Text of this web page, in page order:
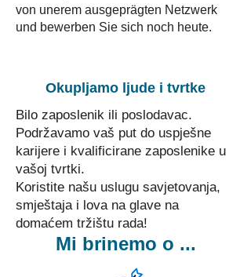
von unerem ausgeprägten Netzwerk
und bewerben Sie sich noch heute.
Okupljamo ljude i tvrtke
Bilo zaposlenik ili poslodavac.
Podržavamo vaš put do uspješne
karijere i kvalificirane zaposlenike u
vašoj tvrtki.
Koristite našu uslugu savjetovanja,
smještaja i lova na glave na
domaćem tržištu rada!
Mi brinemo o ...